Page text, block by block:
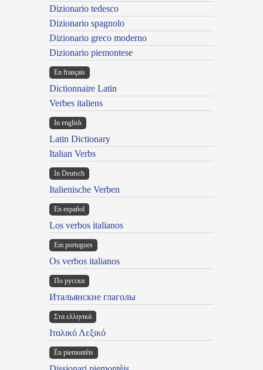
Dizionario tedesco
Dizionario spagnolo
Dizionario greco moderno
Dizionario piemontese
En français
Dictionnaire Latin
Verbes italiens
In english
Latin Dictionary
Italian Verbs
In Deutsch
Italienische Verben
En español
Los verbos italianos
Em portugues
Os verbos italianos
По русски
Итальянские глаголы
Στα ελληνικά
Ιταλικό Λεξικό
Ën piemontèis